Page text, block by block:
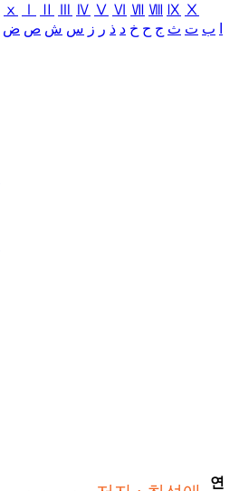
ⅹ Ⅳ Ⅴ Ⅵ Ⅶ Ⅷ Ⅸ Ⅹ
ب ت ث ج ح خ د ذ ر ز س ش ص ض
연